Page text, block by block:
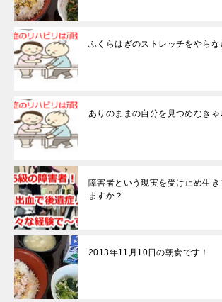
ふくらはぎのストレッチをやらな
ありのままの自分を見つめなきゃ
障害者という現実を受け止め生き
ますか？
2013年11月10日の朝食です！